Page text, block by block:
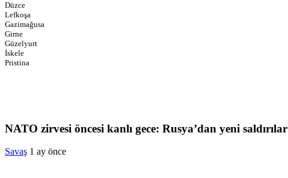
Düzce
Lefkoşa
Gazimağusa
Girne
Güzelyurt
İskele
Pristina
NATO zirvesi öncesi kanlı gece: Rusya’dan yeni saldırılar
Savaş 1 ay önce